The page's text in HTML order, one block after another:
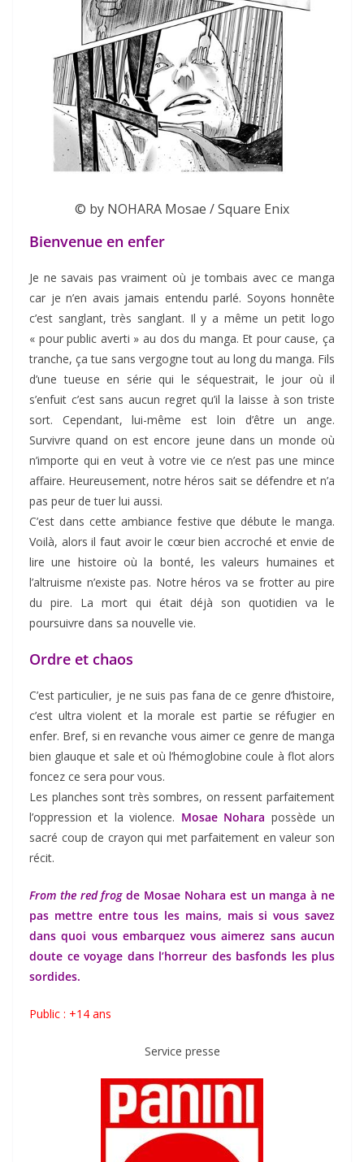
© by NOHARA Mosae / Square Enix
Bienvenue en enfer
Je ne savais pas vraiment où je tombais avec ce manga
car je n’en avais jamais entendu parlé. Soyons honnête
c’est sanglant, très sanglant. Il y a même un petit logo
« pour public averti » au dos du manga. Et pour cause, ça
tranche, ça tue sans vergogne tout au long du manga. Fils
d’une tueuse en série qui le séquestrait, le jour où il
s’enfuit c’est sans aucun regret qu’il la laisse à son triste
sort. Cependant, lui-même est loin d’être un ange.
Survivre quand on est encore jeune dans un monde où
n’importe qui en veut à votre vie ce n’est pas une mince
affaire. Heureusement, notre héros sait se défendre et n’a
pas peur de tuer lui aussi.
C’est dans cette ambiance festive que débute le manga.
Voilà, alors il faut avoir le cœur bien accroché et envie de
lire une histoire où la bonté, les valeurs humaines et
l’altruisme n’existe pas. Notre héros va se frotter au pire
du pire. La mort qui était déjà son quotidien va le
poursuivre dans sa nouvelle vie.
Ordre et chaos
C’est particulier, je ne suis pas fana de ce genre d’histoire,
c’est ultra violent et la morale est partie se réfugier en
enfer. Bref, si en revanche vous aimer ce genre de manga
bien glauque et sale et où l’hémoglobine coule à flot alors
foncez ce sera pour vous.
Les planches sont très sombres, on ressent parfaitement
l’oppression et la violence. Mosae Nohara possède un
sacré coup de crayon qui met parfaitement en valeur son
récit.
From the red frogde Mosae Nohara est un manga à ne
pas mettre entre tous les mains, mais si vous savez
dans quoi vous embarquez vous aimerez sans aucun
doute ce voyage dans l’horreur des basfonds les plus
sordides.
Public : +14 ans
Service presse